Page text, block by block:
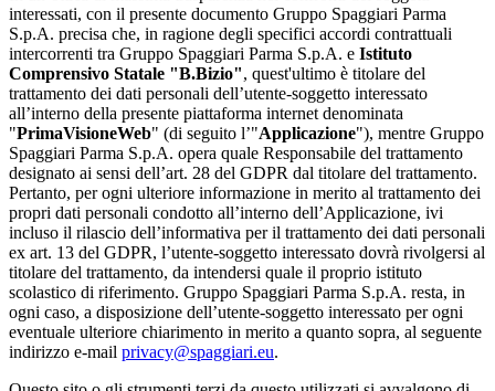
interessati, con il presente documento Gruppo Spaggiari Parma
S.p.A. precisa che, in ragione degli specifici accordi contrattuali
intercorrenti tra Gruppo Spaggiari Parma S.p.A. e Istituto
Comprensivo Statale "B.Bizio", quest'ultimo è titolare del
trattamento dei dati personali dell’utente-soggetto interessato
all’interno della presente piattaforma internet denominata
"PrimaVisioneWeb" (di seguito l’"Applicazione"), mentre Gruppo
Spaggiari Parma S.p.A. opera quale Responsabile del trattamento
designato ai sensi dell’art. 28 del GDPR dal titolare del trattamento.
Pertanto, per ogni ulteriore informazione in merito al trattamento dei
propri dati personali condotto all’interno dell’Applicazione, ivi
incluso il rilascio dell’informativa per il trattamento dei dati personali
ex art. 13 del GDPR, l’utente-soggetto interessato dovrà rivolgersi al
titolare del trattamento, da intendersi quale il proprio istituto
scolastico di riferimento. Gruppo Spaggiari Parma S.p.A. resta, in
ogni caso, a disposizione dell’utente-soggetto interessato per ogni
eventuale ulteriore chiarimento in merito a quanto sopra, al seguente
indirizzo e-mail privacy@spaggiari.eu.